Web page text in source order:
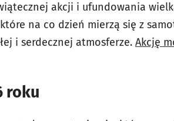
akcji i ufundowania
na co dzień mierzą się z
i serdecznej atmosferze. Akcję
roku